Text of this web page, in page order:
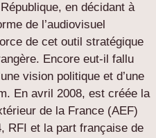
en décidant à
de l’audiovisuel
de cet outil stratégique
Encore eut-il fallu
vision politique et d’une
En avril 2008, est créée la
de la France (AEF)
RFI et la part française de